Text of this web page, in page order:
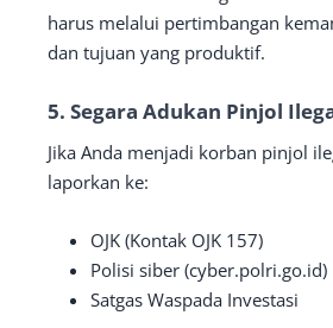
harus melalui pertimbangan
dan tujuan yang produktif.
5. Segara Adukan Pinjol
Jika Anda menjadi korban pinjol
laporkan ke:
OJK (Kontak OJK 157)
Polisi siber (cyber.polri.go.id)
Satgas Waspada Investasi